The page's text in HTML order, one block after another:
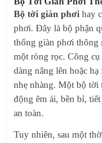
Bộ tời giàn phơi hay
phơi. Đây là bộ phận
thống giàn phơi
một ròng rọc. Công
dàng nâng lên hoặc
nhẹ nhàng. Một bộ tời
động êm ái, bền bỉ,
an toàn.
Tuy nhiên, sau một